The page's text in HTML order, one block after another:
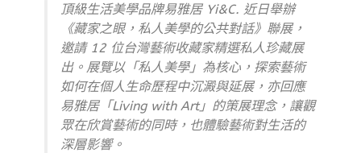
頂級生活美學品牌易雅居 Yi&C. 近日舉辦
《藏家之眼，私人美學的公共對話》聯展，
邀請 12 位台灣藝術收藏家精選私人珍藏展
出。展覽以「私人美學」為核心，探索藝術
如何在個人生命歷程中沉澱與延展，亦回應
易雅居「Living with Art」的策展理念，讓觀
眾在欣賞藝術的同時，也體驗藝術對生活的
深層影響。